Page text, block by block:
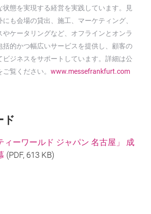
状態を実現する経営を実践しています。見
も会場の貸出、施工、マーケティング、
やケータリングなど、オフラインとオンラ
括的かつ幅広いサービスを提供し、顧客の
ビジネスをサポートしています。詳細は公
覧ください。 www.messefrankfurt.com
ド
ィーワールド ジャパン 名古屋」 成
(PDF, 613 KB)